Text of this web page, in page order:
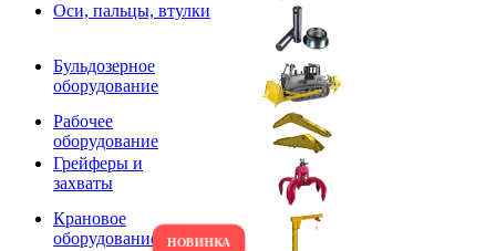
Оси, пальцы, втулки
Бульдозерное
оборудование
Рабочее
оборудование
Грейферы и
захваты
Крановое
оборудование